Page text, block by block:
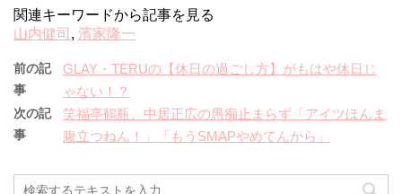
関連キーワードから記事を見る
山内健司 , 濱家隆一
前の記
事
GLAY・TERUの【休日の過ごし方】がもはや休日じ
ゃない！？
次の記
事
笑福亭鶴瓶、中居正広の愚痴止まらず「アイツほんま
腹立つねん！」「もうSMAPやめてんから」